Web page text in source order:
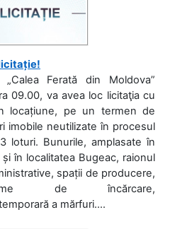
Ferată din Moldova”
09.00, va avea loc licitaţia cu
locațiune, pe un termen de
imobile neutilizate în procesul
loturi. Bunurile, amplasate în
în localitatea Bugeac, raionul
spații de producere,
de încărcare,
a mărfuri....